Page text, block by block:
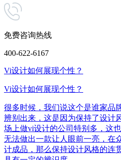
免费咨询热线
400-622-6167
Vi设计如何展现个性？
Vi设计如何展现个性？
很多时候，我们说这个是谁家品
辨别出来，这是因为保持了设计
场上做vi设计的公司特别多，这
无法做出一款让人眼前一亮，在
计成品，那么保持设计风格的连